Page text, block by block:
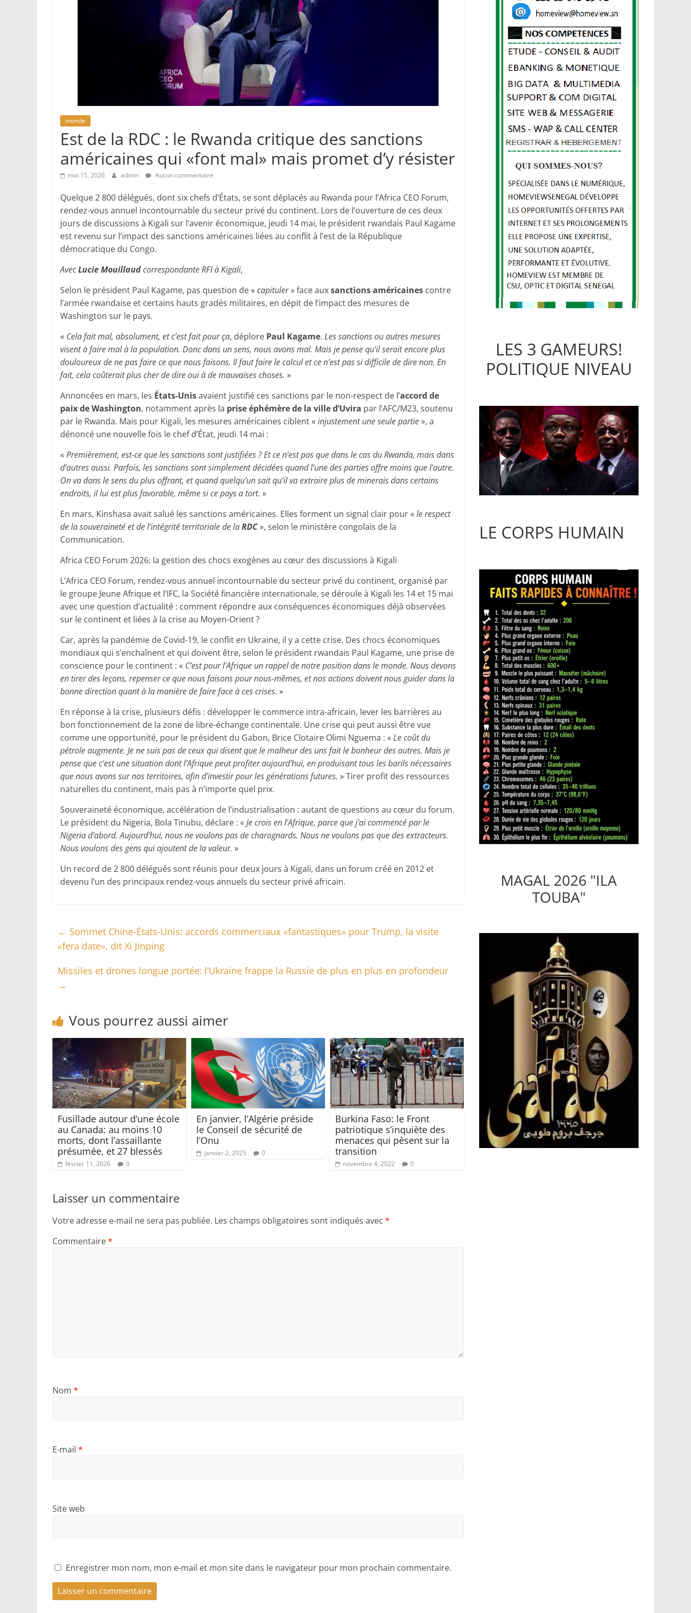
monde
Est de la RDC : le Rwanda critique des sanctions
américaines qui «font mal» mais promet d’y résister
mai 15, 2026 admin Aucun commentaire
Quelque 2 800 délégués, dont six chefs d’États, se sont déplacés au Rwanda pour l’Africa CEO Forum,
rendez-vous annuel incontournable du secteur privé du continent. Lors de l’ouverture de ces deux
jours de discussions à Kigali sur l’avenir économique, jeudi 14 mai, le président rwandais Paul Kagame
est revenu sur l’impact des sanctions américaines liées au conflit à l’est de la République
démocratique du Congo.
AvecLucie Mouillaudcorrespondante RFI à Kigali,
Selon le président Paul Kagame, pas question de « capituler» face auxsanctions américaines contre
l’armée rwandaise et certains hauts gradés militaires, en dépit de l’impact des mesures de
Washington sur le pays.
« Cela fait mal, absolument, et c’est fait pour ça, déplore Paul Kagame. Les sanctions ou autres mesures
visent à faire mal à la population. Donc dans un sens, nous avons mal. Mais je pense qu’il serait encore plus
douloureux de ne pas faire ce que nous faisons. Il faut faire le calcul et ce n’est pas si difficile de dire non. En
fait, cela coûterait plus cher de dire oui à de mauvaises choses. »
Annoncées en mars, les États-Unisavaient justifié ces sanctions par le non-respect de l’accord de
paix de Washington, notamment après la prise éphémère de la ville d’Uvira par l’AFC/M23, soutenu
par le Rwanda. Mais pour Kigali, les mesures américaines ciblent « injustement une seule partie», a
dénoncé une nouvelle fois le chef d’État, jeudi 14 mai :
« Premièrement, est-ce que les sanctions sont justifiées ? Et ce n’est pas que dans le cas du Rwanda, mais dans
d’autres aussi. Parfois, les sanctions sont simplement décidées quand l’une des parties offre moins que l’autre.
On va dans le sens du plus offrant, et quand quelqu’un sait qu’il va extraire plus de minerais dans certains
endroits, il lui est plus favorable, même si ce pays a tort. »
En mars, Kinshasa avait salué les sanctions américaines. Elles forment un signal clair pour « le respect
de la souveraineté et de l’intégrité territoriale de laRDC», selon le ministère congolais de la
Communication.
Africa CEO Forum 2026: la gestion des chocs exogènes au cœur des discussions à Kigali
L’Africa CEO Forum, rendez-vous annuel incontournable du secteur privé du continent, organisé par
le groupe Jeune Afrique et l’IFC, la Société financière internationale, se déroule à Kigali les 14 et 15 mai
avec une question d’actualité : comment répondre aux conséquences économiques déjà observées
sur le continent et liées à la crise au Moyen-Orient ?
Car, après la pandémie de Covid-19, le conflit en Ukraine, il y a cette crise. Des chocs économiques
mondiaux qui s’enchaînent et qui doivent être, selon le président rwandais Paul Kagame, une prise de
conscience pour le continent : « C’est pour l’Afrique un rappel de notre position dans le monde. Nous devons
en tirer des leçons, repenser ce que nous faisons pour nous-mêmes, et nos actions doivent nous guider dans la
bonne direction quant à la manière de faire face à ces crises. »
En réponse à la crise, plusieurs défis : développer le commerce intra-africain, lever les barrières au
bon fonctionnement de la zone de libre-échange continentale. Une crise qui peut aussi être vue
comme une opportunité, pour le président du Gabon, Brice Clotaire Olimi Nguema : « Le coût du
pétrole augmente. Je ne suis pas de ceux qui disent que le malheur des uns fait le bonheur des autres. Mais je
pense que c’est une situation dont l’Afrique peut profiter aujourd’hui, en produisant tous les barils nécessaires
que nous avons sur nos territoires, afin d’investir pour les générations futures. » Tirer profit des ressources
naturelles du continent, mais pas à n’importe quel prix.
Souveraineté économique, accélération de l’industrialisation : autant de questions au cœur du forum.
Le président du Nigeria, Bola Tinubu, déclare : « Je crois en l’Afrique, parce que j’ai commencé par le
Nigeria d’abord. Aujourd’hui, nous ne voulons pas de charognards. Nous ne voulons pas que des extracteurs.
Nous voulons des gens qui ajoutent de la valeur. »
Un record de 2 800 délégués sont réunis pour deux jours à Kigali, dans un forum créé en 2012 et
devenu l’un des principaux rendez-vous annuels du secteur privé africain.
← Sommet Chine-États-Unis: accords commerciaux «fantastiques» pour Trump, la visite
«fera date», dit Xi Jinping
Missiles et drones longue portée: l’Ukraine frappe la Russie de plus en plus en profondeur
→
Vous pourrez aussi aimer
Fusillade autour d’une école
au Canada: au moins 10
morts, dont l’assaillante
présumée, et 27 blessés
février 11, 2026 0
En janvier, l’Algérie préside
le Conseil de sécurité de
l’Onu
janvier 2, 2025 0
Burkina Faso: le Front
patriotique s’inquiète des
menaces qui pèsent sur la
transition
novembre 4, 2022 0
Laisser un commentaire
Votre adresse e-mail ne sera pas publiée. Les champs obligatoires sont indiqués avec *
Commentaire*
Nom *
E-mail *
Site web
Enregistrer mon nom, mon e-mail et mon site dans le navigateur pour mon prochain commentaire.
LES 3 GAMEURS!
POLITIQUE NIVEAU
LE CORPS HUMAIN
MAGAL 2026 "ILA
TOUBA"